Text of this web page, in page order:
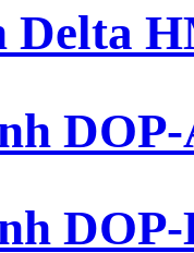
Delta
DOP-
DOP-